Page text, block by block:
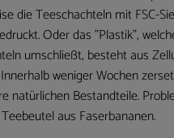
die Teeschachteln mit FSC-
Oder das "Plastik",
umschließt, besteht aus
weniger Wochen
natürlichen Bestandteile.
aus Faserbananen.